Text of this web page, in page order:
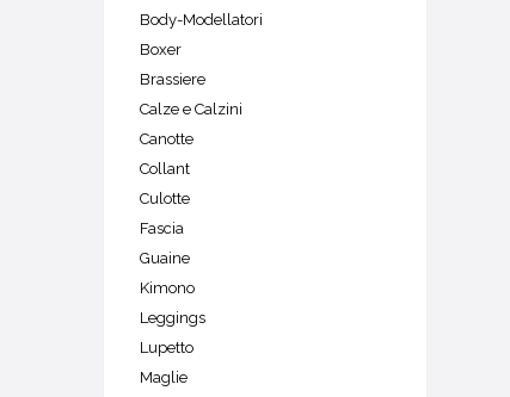
Body-Modellatori
Boxer
Brassiere
Calze e Calzini
Canotte
Collant
Culotte
Fascia
Guaine
Kimono
Leggings
Lupetto
Maglie